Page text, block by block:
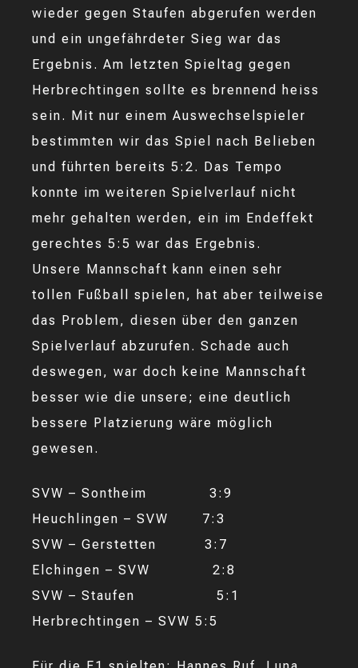
wieder gegen Staufen abgerufen werden
und ein ungefährdeter Sieg war das
Ergebnis. Am letzten Spieltag gegen
Herbrechtingen sollte es brennend heiss
sein. Mit nur einem Auswechselspieler
bestimmten wir das Spiel nach Belieben
und führten bereits 5:2. Das Tempo
konnte im weiteren Spielverlauf nicht
mehr gehalten werden, ein im Endeffekt
gerechtes 5:5 war das Ergebnis.
Unsere Mannschaft kann einen sehr
tollen Fußball spielen, hat aber teilweise
das Problem, diesen über den ganzen
Spielverlauf abzurufen. Schade auch
deswegen, war doch keine Mannschaft
besser wie die unsere; eine deutlich
bessere Platzierung wäre möglich
gewesen.
SVW – Sontheim 3:9
Heuchlingen – SVW 7:3
SVW – Gerstetten 3:7
Elchingen – SVW 2:8
SVW – Staufen 5:1
Herbrechtingen – SVW 5:5